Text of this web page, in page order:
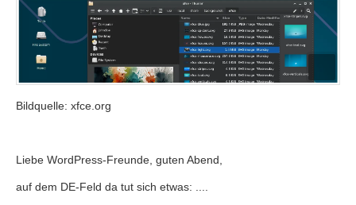
Bildquelle: xfce.org
Liebe WordPress-Freunde, guten Abend,
auf dem DE-Feld da tut sich etwas: ....